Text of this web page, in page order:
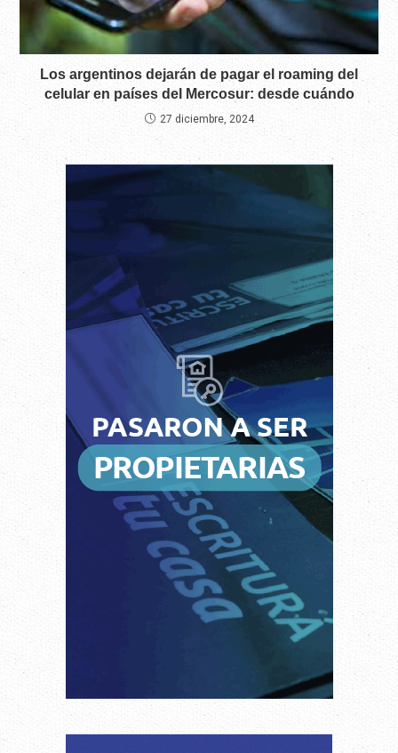
Los argentinos dejarán de pagar el roaming del
celular en países del Mercosur: desde cuándo
27 diciembre, 2024